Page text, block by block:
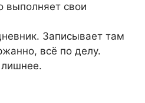
выполняет свои
Записывает там
всё по делу.